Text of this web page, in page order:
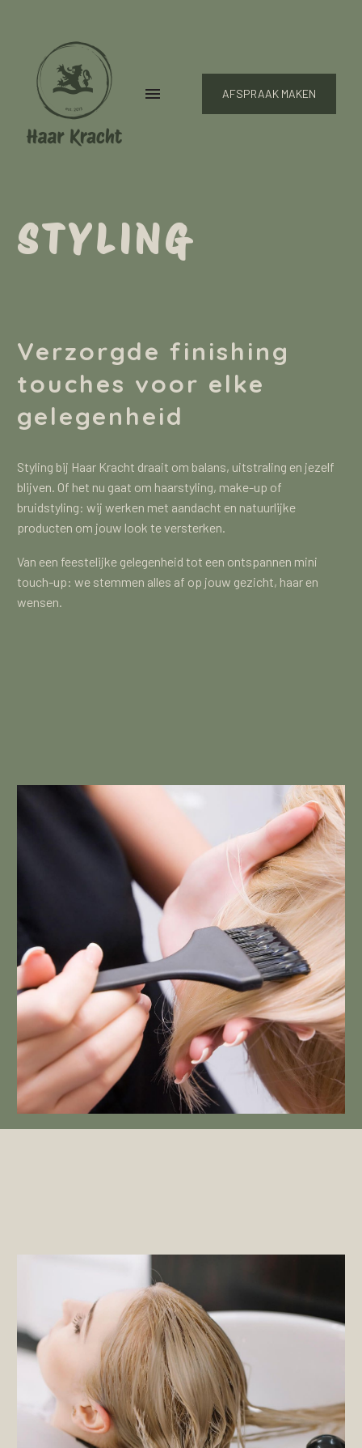
AFSPRAAK MAKEN
STYLING
Verzorgde finishing
touches voor elke
gelegenheid
Styling bij Haar Kracht draait om balans, uitstraling en jezelf
blijven. Of het nu gaat om haarstyling, make-up of
bruidstyling: wij werken met aandacht en natuurlijke
producten om jouw look te versterken.
Van een feestelijke gelegenheid tot een ontspannen mini
touch-up: we stemmen alles af op jouw gezicht, haar en
wensen.